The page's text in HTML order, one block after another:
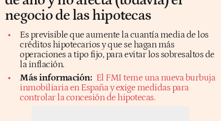
negocio de las hipotecas
Es previsible que aumente la cuantía media de los
créditos hipotecarios y que se hagan más
operaciones a tipo fijo, para evitar los sobresaltos de
la inflación.
Más información: El FMI teme una nueva burbuja
inmobiliaria en España y exige medidas para
controlar la concesión de hipotecas.